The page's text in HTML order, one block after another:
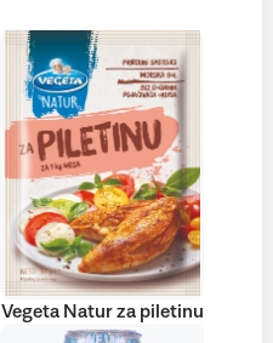
Vegeta Natur za piletinu